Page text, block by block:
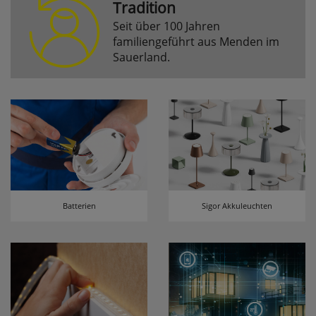
Tradition
Seit über 100 Jahren
familiengeführt aus Menden im
Sauerland.
Batterien Sigor Akkuleuchten
Komfortfunktionen
ws_pferdekaemper_01-aa_welcome_cookie
Dieses Cookie speichert Ihre Emailadresse, damit
Sie diese beim Betreten des Shops nicht erneut
eingeben müssen.
Design-Cookie
ws8_pferdekaemper_01-aa_design_cookie
Speichern des Suchbegriffes
searchvalue
Dieses Cookie speichert den einegebenen
Suchbegriff, damit Sie diesen beim Verfeinern
nicht erneut eingeben müssen.